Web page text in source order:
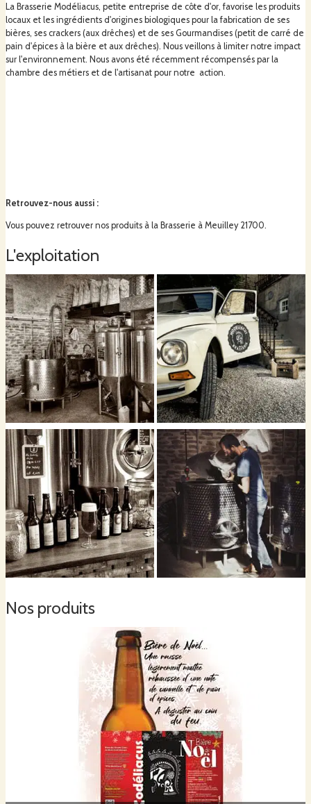
La Brasserie Modéliacus, petite entreprise de côte d'or, favorise les produits
locaux et les ingrédients d'origines biologiques pour la fabrication de ses
bières, ses crackers (aux drêches) et de ses Gourmandises (petit de carré de
pain d'épices à la bière et aux drêches). Nous veillons à limiter notre impact
sur l'environnement. Nous avons été récemment récompensés par la
chambre des métiers et de l'artisanat pour notre action.
Retrouvez-nous aussi :
Vous pouvez retrouver nos produits à la Brasserie à Meuilley 21700.
L'exploitation
Nos produits